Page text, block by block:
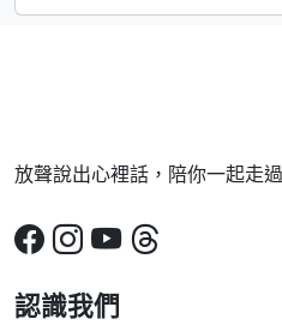
放聲說出心裡話，陪你一起走
認識我們